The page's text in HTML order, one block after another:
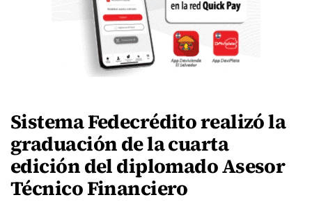
Sistema Fedecrédito realizó la
graduación de la cuarta
edición del diplomado Asesor
Técnico Financiero